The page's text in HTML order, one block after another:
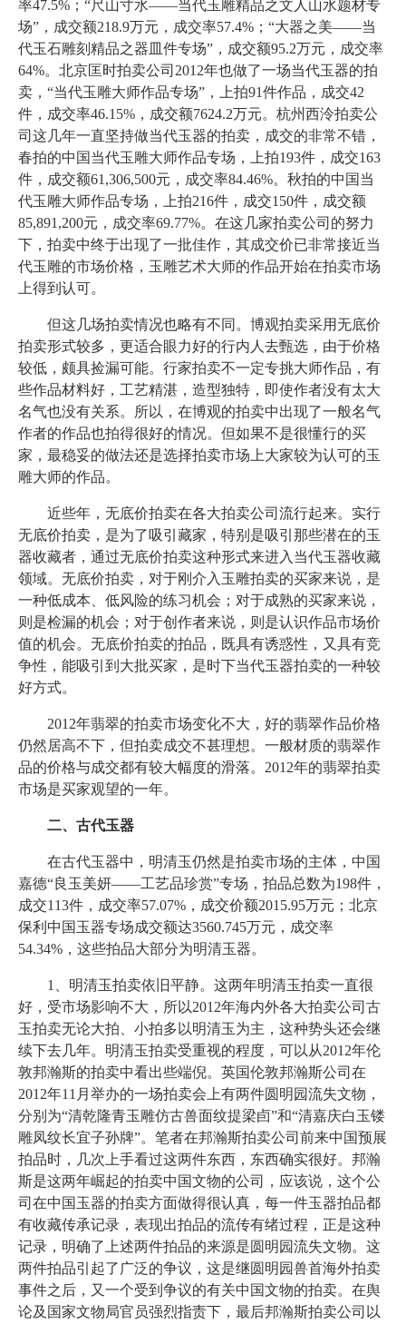
率47.5%；“尺山寸水——当代玉雕精品之文人山水题材专
场”，成交额218.9万元，成交率57.4%；“大器之美——当
代玉石雕刻精品之器皿件专场”，成交额95.2万元，成交率
64%。北京匡时拍卖公司2012年也做了一场当代玉器的拍
卖，“当代玉雕大师作品专场”，上拍91件作品，成交42
件，成交率46.15%，成交额7624.2万元。杭州西泠拍卖公
司这几年一直坚持做当代玉器的拍卖，成交的非常不错，
春拍的中国当代玉雕大师作品专场，上拍193件，成交163
件，成交额61,306,500元，成交率84.46%。秋拍的中国当
代玉雕大师作品专场，上拍216件，成交150件，成交额
85,891,200元，成交率69.77%。在这几家拍卖公司的努力
下，拍卖中终于出现了一批佳作，其成交价已非常接近当
代玉雕的市场价格，玉雕艺术大师的作品开始在拍卖市场
上得到认可。
但这几场拍卖情况也略有不同。博观拍卖采用无底价
拍卖形式较多，更适合眼力好的行内人去甄选，由于价格
较低，颇具捡漏可能。行家拍卖不一定专挑大师作品，有
些作品材料好，工艺精湛，造型独特，即使作者没有太大
名气也没有关系。所以，在博观的拍卖中出现了一般名气
作者的作品也拍得很好的情况。但如果不是很懂行的买
家，最稳妥的做法还是选择拍卖市场上大家较为认可的玉
雕大师的作品。
近些年，无底价拍卖在各大拍卖公司流行起来。实行
无底价拍卖，是为了吸引藏家，特别是吸引那些潜在的玉
器收藏者，通过无底价拍卖这种形式来进入当代玉器收藏
领域。无底价拍卖，对于刚介入玉雕拍卖的买家来说，是
一种低成本、低风险的练习机会；对于成熟的买家来说，
则是检漏的机会；对于创作者来说，则是认识作品市场价
值的机会。无底价拍卖的拍品，既具有诱惑性，又具有竞
争性，能吸引到大批买家，是时下当代玉器拍卖的一种较
好方式。
2012年翡翠的拍卖市场变化不大，好的翡翠作品价格
仍然居高不下，但拍卖成交不甚理想。一般材质的翡翠作
品的价格与成交都有较大幅度的滑落。2012年的翡翠拍卖
市场是买家观望的一年。
二、古代玉器
在古代玉器中，明清玉仍然是拍卖市场的主体，中国
嘉德“良玉美妍——工艺品珍赏”专场，拍品总数为198件，
成交113件，成交率57.07%，成交价额2015.95万元；北京
保利中国玉器专场成交额达3560.745万元，成交率
54.34%，这些拍品大部分为明清玉器。
1、明清玉拍卖依旧平静。这两年明清玉拍卖一直很
好，受市场影响不大，所以2012年海内外各大拍卖公司古
玉拍卖无论大拍、小拍多以明清玉为主，这种势头还会继
续下去几年。明清玉拍卖受重视的程度，可以从2012年伦
敦邦瀚斯的拍卖中看出些端倪。英国伦敦邦瀚斯公司在
2012年11月举办的一场拍卖会上有两件圆明园流失文物，
分别为“清乾隆青玉雕仿古兽面纹提梁卣”和“清嘉庆白玉镂
雕凤纹长宜子孙牌”。笔者在邦瀚斯拍卖公司前来中国预展
拍品时，几次上手看过这两件东西，东西确实很好。邦瀚
斯是这两年崛起的拍卖中国文物的公司，应该说，这个公
司在中国玉器的拍卖方面做得很认真，每一件玉器拍品都
有收藏传承记录，表现出拍品的流传有绪过程，正是这种
记录，明确了上述两件拍品的来源是圆明园流失文物。这
两件拍品引起了广泛的争议，这是继圆明园兽首海外拍卖
事件之后，又一个受到争议的有关中国文物的拍卖。在舆
论及国家文物局官员强烈指责下，最后邦瀚斯拍卖公司以